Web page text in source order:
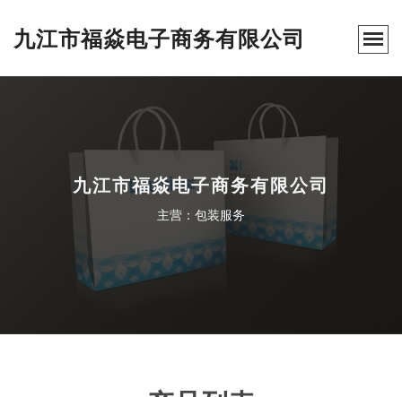
九江市福焱电子商务有限公司
九江市福焱电子商务有限公司
主营：包装服务